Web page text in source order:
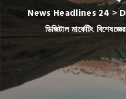
News Headlines 24 >
ডিজিটাল মার্কেটিং